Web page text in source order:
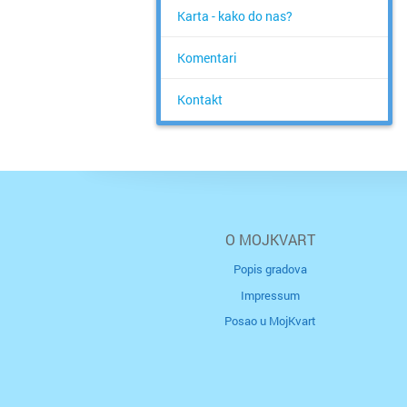
Karta - kako do nas?
Komentari
Kontakt
O MOJKVART
Popis gradova
Impressum
Posao u MojKvart